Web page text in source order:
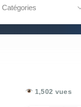
Catégories
1,502 vues